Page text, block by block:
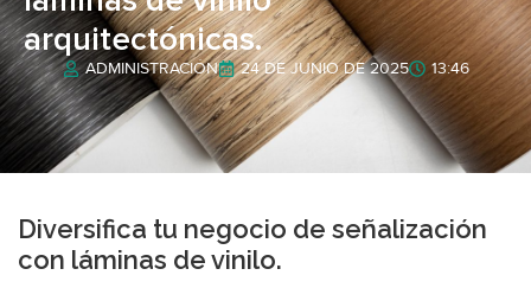
arquitectónicas.
ADMINISTRACIÓN 24 DE JUNIO DE 2025 13:46
Diversifica tu negocio de señalización
con láminas de vinilo.